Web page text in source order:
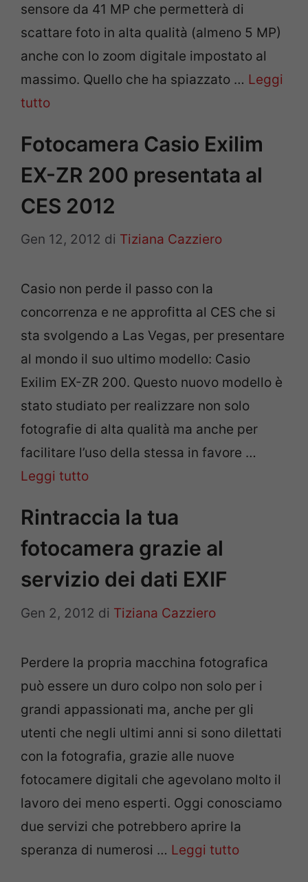
sensore da 41 MP che permetterà di
scattare foto in alta qualità (almeno 5 MP)
anche con lo zoom digitale impostato al
massimo. Quello che ha spiazzato … Leggi
tutto
Fotocamera Casio Exilim
EX-ZR 200 presentata al
CES 2012
Gen 12, 2012 di Tiziana Cazziero
Casio non perde il passo con la
concorrenza e ne approfitta al CES che si
sta svolgendo a Las Vegas, per presentare
al mondo il suo ultimo modello: Casio
Exilim EX-ZR 200. Questo nuovo modello è
stato studiato per realizzare non solo
fotografie di alta qualità ma anche per
facilitare l’uso della stessa in favore …
Leggi tutto
Rintraccia la tua
fotocamera grazie al
servizio dei dati EXIF
Gen 2, 2012 di Tiziana Cazziero
Perdere la propria macchina fotografica
può essere un duro colpo non solo per i
grandi appassionati ma, anche per gli
utenti che negli ultimi anni si sono dilettati
con la fotografia, grazie alle nuove
fotocamere digitali che agevolano molto il
lavoro dei meno esperti. Oggi conosciamo
due servizi che potrebbero aprire la
speranza di numerosi … Leggi tutto